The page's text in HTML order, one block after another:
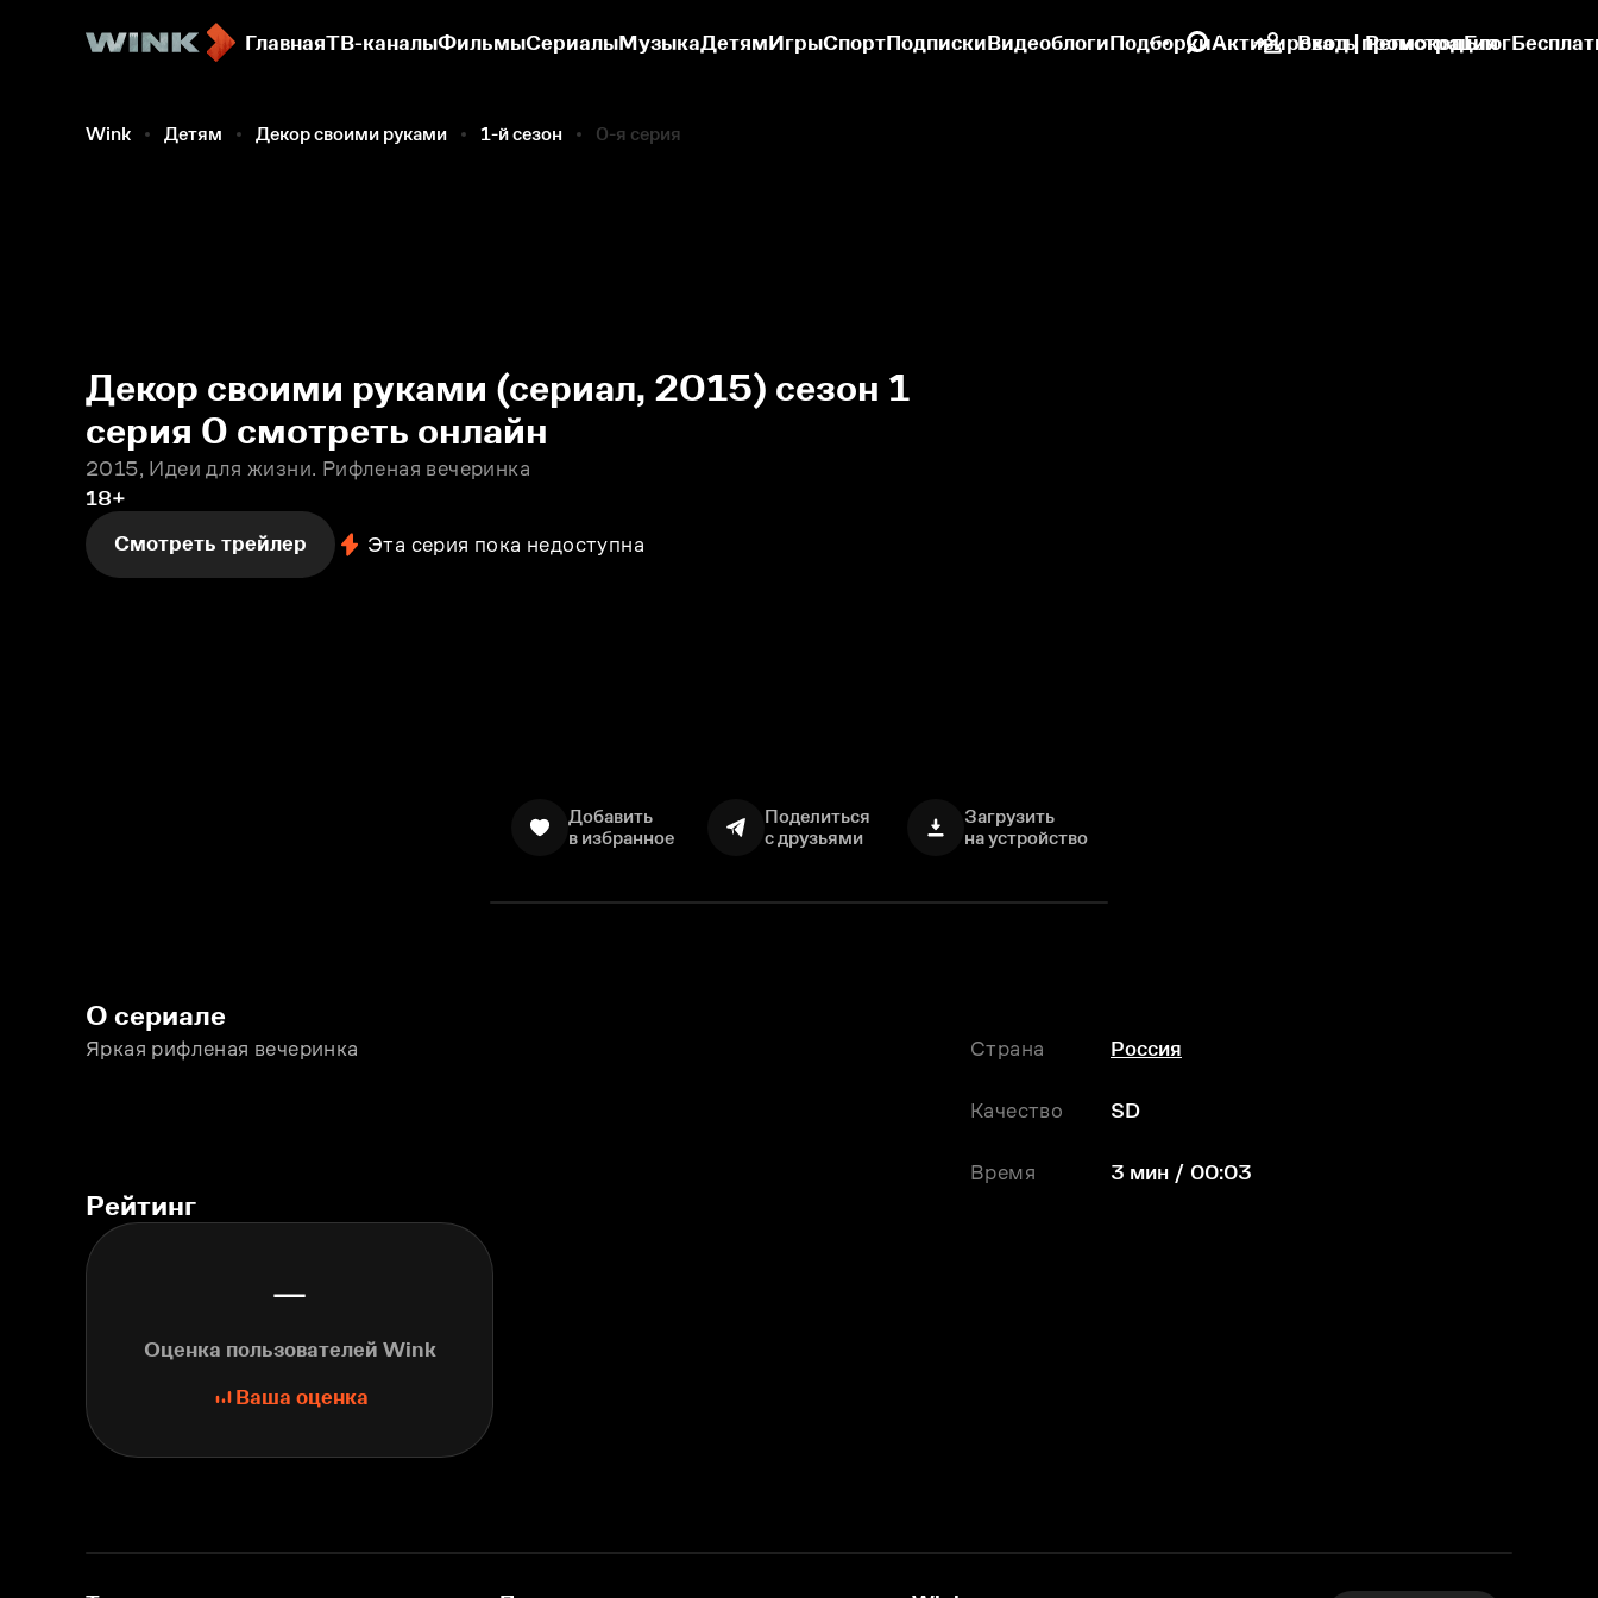
ГлавнаяТВ-каналыФильмыСериалыМузыкаДетямИгрыСпортПодпискиВидеоблогиПодборкиАктивировать промокодБлог
Вход | Регистрация
Wink Детям Декор своими руками 1-й сезон 0-я серия
Декор своими руками (сериал, 2015) сезон 1
серия 0 смотреть онлайн
2015, Идеи для жизни. Рифленая вечеринка
18+
Смотреть трейлер
Эта серия пока недоступна
Добавить
в избранное
Поделиться
с друзьями
Загрузить
на устройство
О сериале
Яркая рифлeная вечеринка Страна Россия
Качество SD
Время 3 мин / 00:03
Рейтинг
—
Оценка пользователей Wink
Ваша оценка